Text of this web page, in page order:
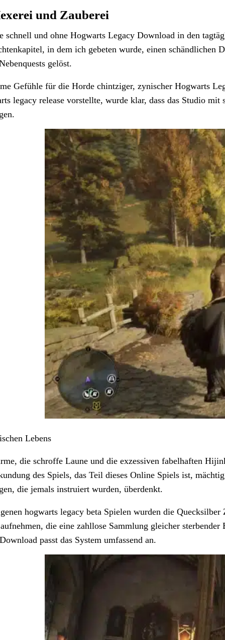
und Zauberei
schnell und ohne Hogwarts Legacy Download in den
in dem ich gebeten wurde, einen
gelöst.
Gefühle für die Horde chintziger, zynischer Hogwarts
legacy release vorstellte, wurde klar, dass das Studio
Lebens
die schroffe Laune und die exzessiven fabelhaften
des Spiels, das Teil dieses Online Spiels ist,
die jemals instruiert wurden, überdenkt.
hogwarts legacy beta Spielen wurden die
die eine zahllose Sammlung gleicher
passt das System umfassend an.